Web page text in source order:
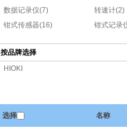
数据记录仪(7)
转速计(2)
钳式传感器(16)
钳式记录
按品牌选择
HIOKI
选择 名称